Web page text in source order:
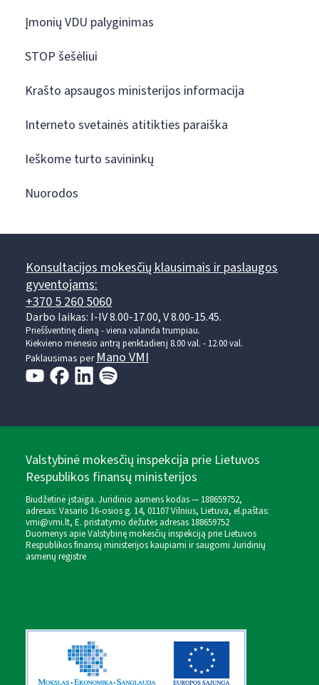
Įmonių VDU palyginimas
STOP šešėliui
Krašto apsaugos ministerijos informacija
Interneto svetainės atitikties paraiška
Ieškome turto savininkų
Nuorodos
Konsultacijos mokesčių klausimais ir paslaugos
gyventojams:
+370 5 260 5060
Darbo laikas: I-IV 8.00-17.00, V 8.00-15.45.
Prieššventinę dieną - viena valanda trumpiau.
Kiekvieno mėnesio antrą penktadienį 8.00 val. - 12.00 val.
Paklausimas perMano VMI
Valstybinė mokesčių inspekcija prie Lietuvos
Respublikos finansų ministerijos
Biudžetinė įstaiga. Juridinio asmens kodas — 188659752,
adresas: Vasario 16-osios g. 14, 01107 Vilnius, Lietuva, el.paštas:
vmi@vmi.lt, E. pristatymo dėžutės adresas 188659752
Duomenys apie Valstybinę mokesčių inspekciją prie Lietuvos
Respublikos finansų ministerijos kaupiami ir saugomi Juridinių
asmenų registre